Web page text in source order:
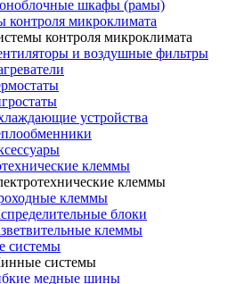
шкафы (рамы)
контроля микроклимата
контроля микроклимата
и воздушные фильтры
устройства
клеммы
клеммы
клеммы
блоки
клеммы
системы
системы
медные шины